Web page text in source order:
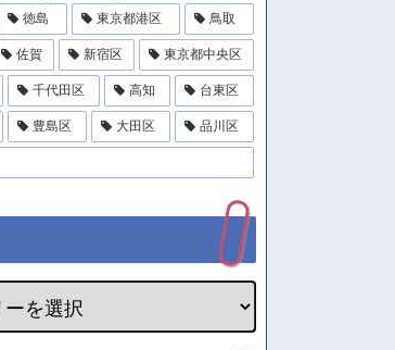
徳島 東京都港区 鳥取
佐賀 新宿区 東京都中央区
千代田区 高知 台東区
豊島区 大田区 品川区